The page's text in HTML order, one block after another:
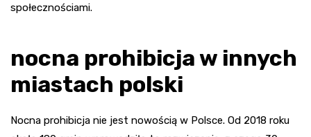
społecznościami.
nocna prohibicja w innych
miastach polski
Nocna prohibicja nie jest nowością w Polsce. Od 2018 roku